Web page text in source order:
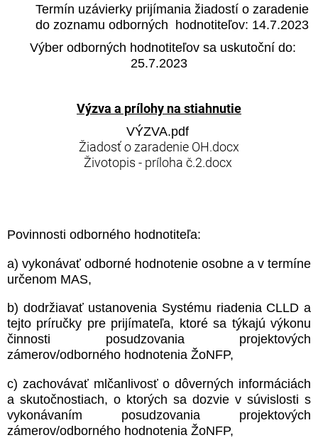
Termín uzávierky prijímania žiadostí o zaradenie
do zoznamu odborných hodnotiteľov: 14.7.2023
Výber odborných hodnotiteľov sa uskutoční do:
25.7.2023
Výzva a prílohy na stiahnutie
VÝZVA.pdf
Žiadosť o zaradenie OH.docx
Životopis - príloha č.2.docx
Povinnosti odborného hodnotiteľa:
a) vykonávať odborné hodnotenie osobne a v termíne
určenom MAS,
b) dodržiavať ustanovenia Systému riadenia CLLD a
tejto príručky pre prijímateľa, ktoré sa týkajú výkonu
činnosti posudzovania projektových
zámerov/odborného hodnotenia ŽoNFP,
c) zachovávať mlčanlivosť o dôverných informáciách
a skutočnostiach, o ktorých sa dozvie v súvislosti s
vykonávaním posudzovania projektových
zámerov/odborného hodnotenia ŽoNFP,